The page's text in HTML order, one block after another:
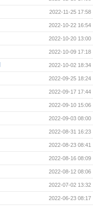
2022-11-25 17:58
2022-10-22 16:54
2022-10-20 13:00
2022-10-09 17:18
2022-10-02 18:34
2022-09-25 18:24
2022-09-17 17:44
2022-09-10 15:06
2022-09-03 08:00
2022-08-31 16:23
2022-08-23 08:41
2022-08-16 08:09
2022-08-12 08:06
2022-07-02 13:32
2022-06-23 08:17